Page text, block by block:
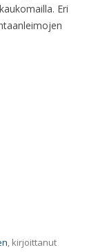
Eri
, kirjoittanut